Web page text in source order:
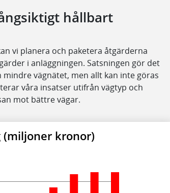
hållbart
vi planera och paketera åtgärderna
i anläggningen. Satsningen gör det
vägnätet, men allt kan inte göras
våra insatser utifrån vägtyp och
mot bättre vägar.
kronor)